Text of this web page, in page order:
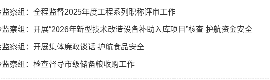
察组：全程监督2025年度工程系列职称评审工作
察组：开展“2026年新型技术改造设备补助入库项目”核查 护航资金安全
察组：开展集体廉政谈话 护航食品安全
察组：检查督导市级储备粮收购工作